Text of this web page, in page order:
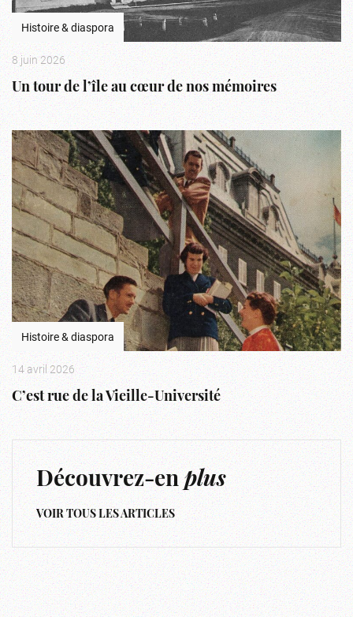
Histoire & diaspora
8 juin 2026
Un tour de l’île au cœur de nos mémoires
Histoire & diaspora
14 avril 2026
C’est rue de la Vieille-Université
Découvrez-enplus
VOIR TOUS LES ARTICLES